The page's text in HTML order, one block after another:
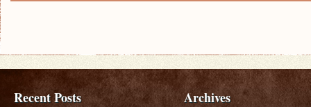
Recent Posts Archives